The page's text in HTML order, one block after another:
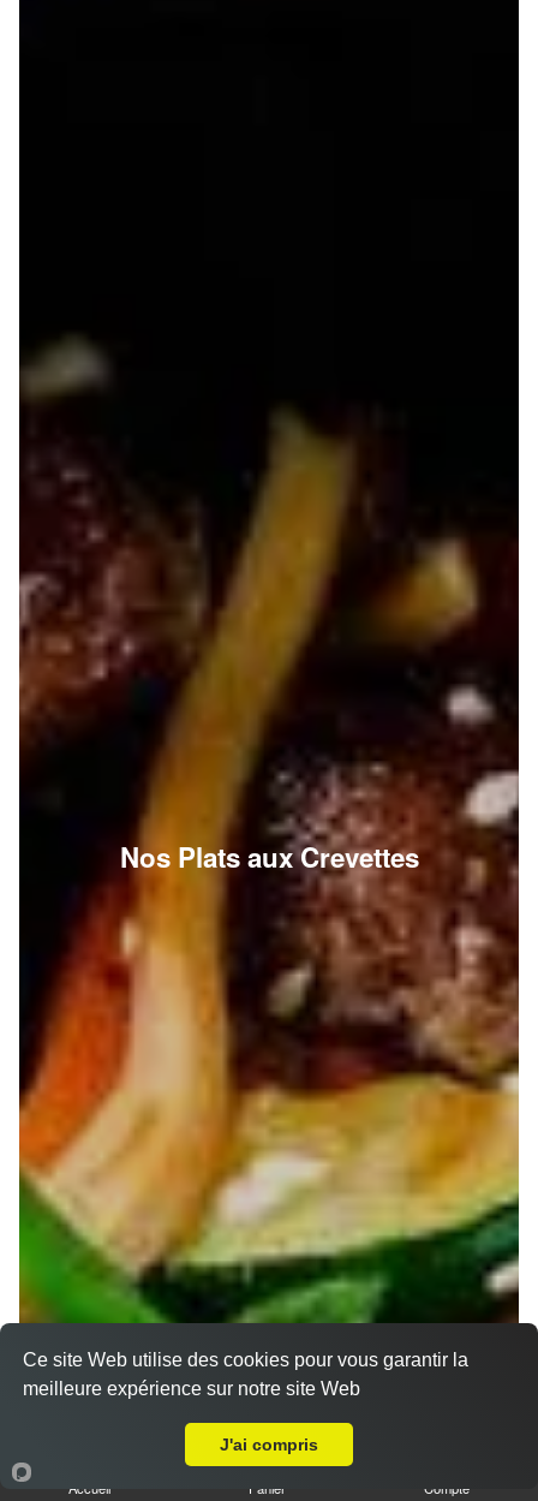
Nos Plats aux Crevettes
Accueil Panier Compte
Ce site Web utilise des cookies pour vous garantir la
meilleure expérience sur notre site Web
J'ai compris